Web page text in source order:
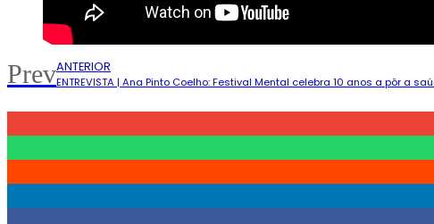
PrevANTERIOR
ENTREVISTA | Ana Pinto Coelho: Festival Mental celebra 10 anos a pôr a